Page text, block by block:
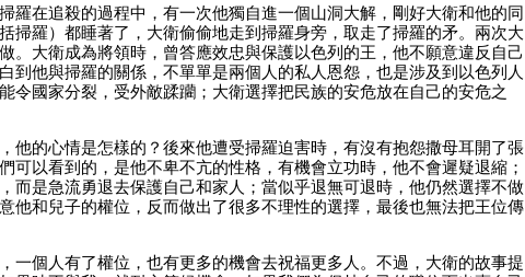
羅在追殺的過程中，有一次他獨自進一個山洞大解，剛好大衛和他的同
掃羅）都睡著了，大衛偷偷地走到掃羅身旁，取走了掃羅的矛。兩次大
。大衛成為將領時，曾答應效忠與保護以色列的王，他不願意違反自己
到他與掃羅的關係，不單單是兩個人的私人恩怨，也是涉及到以色列人
令國家分裂，受外敵蹂躪；大衛選擇把民族的安危放在自己的安危之
他的心情是怎樣的？後來他遭受掃羅迫害時，有沒有抱怨撒母耳開了張
可以看到的，是他不卑不亢的性格，有機會立功時，他不會遲疑退縮；
而是急流勇退去保護自己和家人；當似乎退無可退時，他仍然選擇不做
他和兒子的權位，反而做出了很多不理性的選擇，最後也無法把王位傳
一個人有了權位，也有更多的機會去祝福更多人。不過，大衛的故事提